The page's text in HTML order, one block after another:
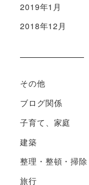
2019年1月
2018年12月
その他
ブログ関係
子育て、家庭
建築
整理・整頓・掃除
旅行